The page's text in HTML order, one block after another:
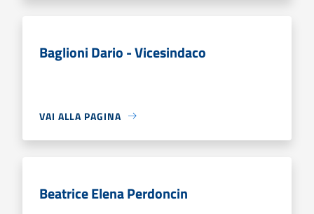
Baglioni Dario - Vicesindaco
VAI ALLA PAGINA
Beatrice Elena Perdoncin